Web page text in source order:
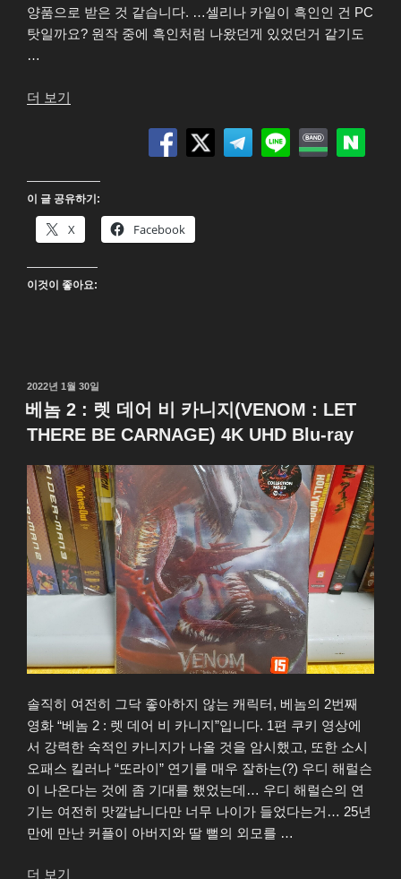
양품으로 받은 것 같습니다. …셀리나 카일이 흑인인 건 PC
탓일까요? 원작 중에 흑인처럼 나왔던게 있었던거 같기도
…
더 보기
(The
Batman)
4K
UHD
Blu-
ray”
이 글 공유하기:
X Facebook
이것이 좋아요:
작
성
일
자
2022년 1월 30일
베놈 2 : 렛 데어 비 카니지(VENOM : LET
THERE BE CARNAGE) 4K UHD Blu-ray
솔직히 여전히 그닥 좋아하지 않는 캐릭터, 베놈의 2번째
영화 “베놈 2 : 렛 데어 비 카니지”입니다. 1편 쿠키 영상에
서 강력한 숙적인 카니지가 나올 것을 암시했고, 또한 소시
오패스 킬러나 “또라이” 연기를 매우 잘하는(?) 우디 해럴슨
이 나온다는 것에 좀 기대를 했었는데… 우디 해럴슨의 연
기는 여전히 맛깔납니다만 너무 나이가 들었다는거… 25년
만에 만난 커플이 아버지와 딸 뻘의 외모를 …
더 보기